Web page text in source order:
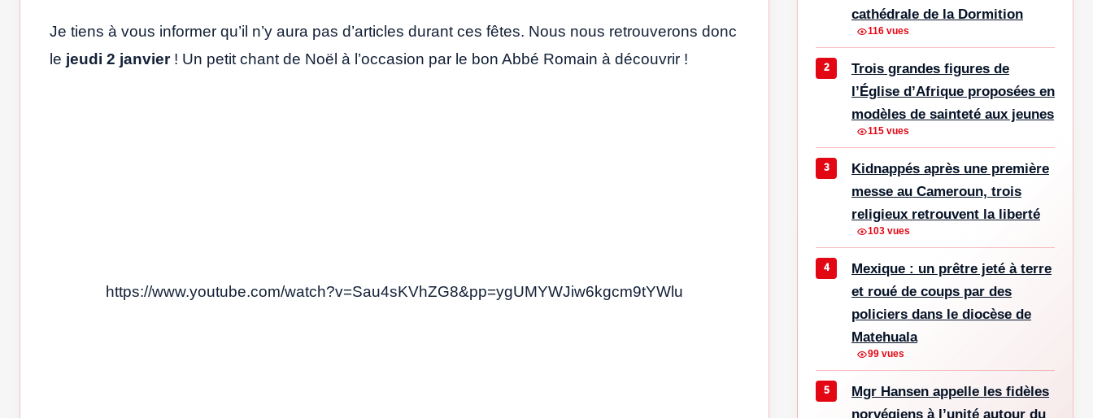
Je tiens à vous informer qu’il n’y aura pas d’articles durant ces fêtes. Nous nous retrouverons donc
le jeudi 2 janvier! Un petit chant de Noël à l’occasion par le bon Abbé Romain à découvrir !
https://www.youtube.com/watch?v=Sau4sKVhZG8&pp=ygUMYWJiw6kgcm9tYWlu
cathédrale de la Dormition
116 vues
Trois grandes figures de
l’Église d’Afrique proposées en
modèles de sainteté aux jeunes
115 vues
Kidnappés après une première
messe au Cameroun, trois
religieux retrouvent la liberté
103 vues
Mexique : un prêtre jeté à terre
et roué de coups par des
policiers dans le diocèse de
Matehuala
99 vues
Mgr Hansen appelle les fidèles
norvégiens à l’unité autour du